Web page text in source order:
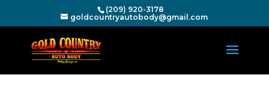
(209) 920-3178
goldcountryautobody@gmail.com